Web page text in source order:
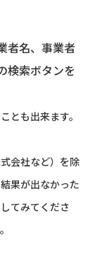
者名、事業者
検索ボタンを
とも出来ます。
会社など）を除
果が出なかった
てみてくださ